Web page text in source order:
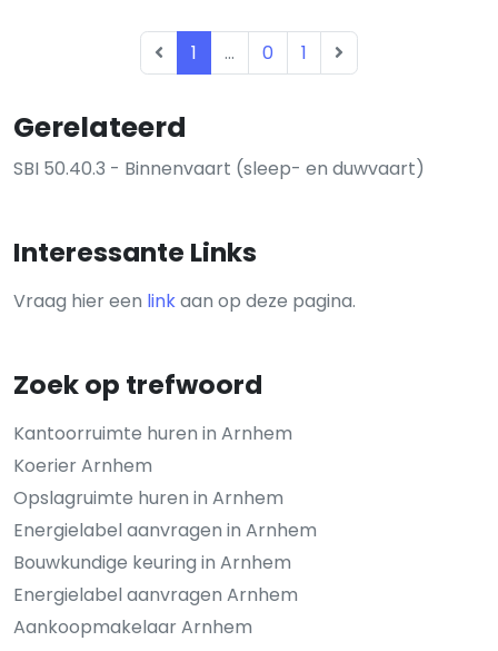
Gerelateerd
SBI 50.40.3 - Binnenvaart (sleep- en duwvaart)
Interessante Links
Vraag hier een linkaan op deze pagina.
Zoek op trefwoord
Kantoorruimte huren in Arnhem
Koerier Arnhem
Opslagruimte huren in Arnhem
Energielabel aanvragen in Arnhem
Bouwkundige keuring in Arnhem
Energielabel aanvragen Arnhem
Aankoopmakelaar Arnhem
1 ... 0 1